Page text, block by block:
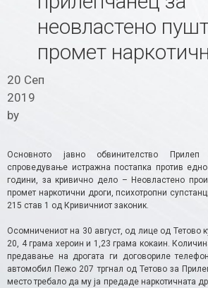
неовластено
промет
20 Сеп
2019
by
Основното јавно обвинителство
спроведување истражна постапка против
години, за кривично дело – Неовластено
промет наркотични дроги, психотропни
215 став 1 од Кривичниот законик.
Осомничениот на 30 август, од лице од Тетово
20, 4 грама хероин и 1,23 грама кокаин.
предавање на дрогата ги договориле
автомобил Пежо 207 тргнал од Тетово за
место требало да му ја предаде наркотичната